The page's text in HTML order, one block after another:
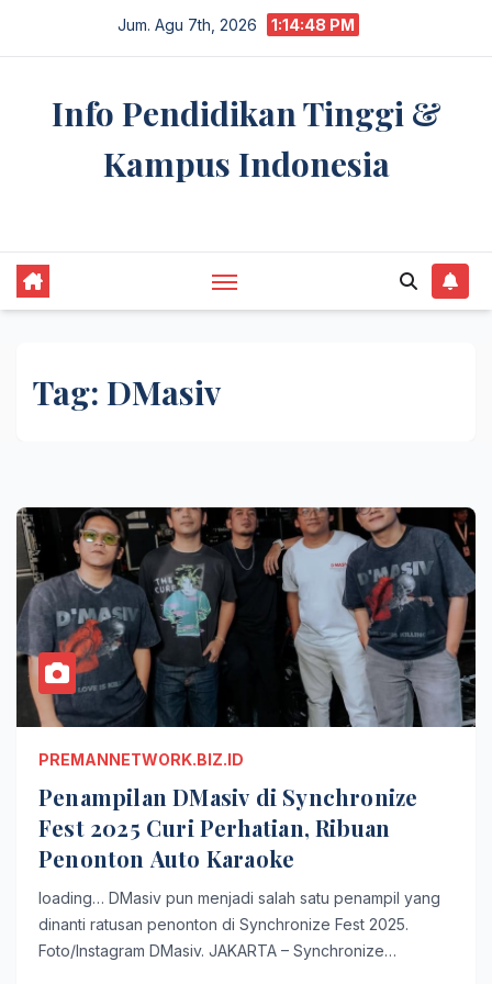
Jum. Agu 7th, 2026 1:14:48 PM
Info Pendidikan Tinggi &
Kampus Indonesia
Tag: DMasiv
PREMANNETWORK.BIZ.ID
Penampilan DMasiv di Synchronize
Fest 2025 Curi Perhatian, Ribuan
Penonton Auto Karaoke
loading… DMasiv pun menjadi salah satu penampil yang
dinanti ratusan penonton di Synchronize Fest 2025.
Foto/Instagram DMasiv. JAKARTA – Synchronize…